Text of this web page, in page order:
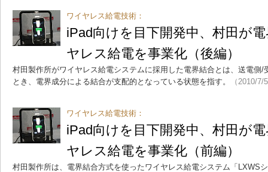
ワイヤレス給電技術：
iPad向けを目下開発中、村田が
ヤレス給電を事業化（後編）
村田製作所がワイヤレス給電システムに採用した電界結合とは、送電側/
とき、電界成分による結合が支配的となっている状態を指す。
（2010/7/
ワイヤレス給電技術：
iPad向けを目下開発中、村田が
ヤレス給電を事業化（前編）
村田製作所は、電界結合方式を使ったワイヤレス給電システム「LXWS